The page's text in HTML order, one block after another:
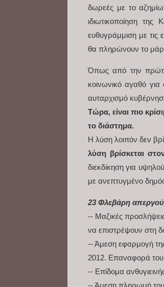
δωρεές με το
ιδιωτικοποίηση
ευθυγράμμιση με τις
θα πληρώνουν το
Όπως από την πρώτη
κοινωνικό αγαθό
αυταρχισμό
Τώρα, είναι πιο
το διάστημα.
Η λύση λοιπόν δεν
λύση βρίσκεται
διεκδίκηση για
με ανεπτυγμένο
23 Φλεβάρη
-- Μαζικές
να επιστρέψουν στη
-- Άμεση εφαρμογή
2012. Επαναφορά του
-- Επίδομα
-- Άμεση πληρωμή του